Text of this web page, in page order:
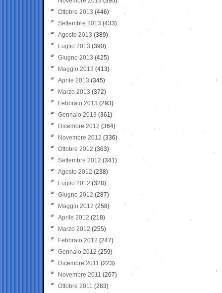
Ottobre 2013 (446)
Settembre 2013 (433)
Agosto 2013 (389)
Luglio 2013 (390)
Giugno 2013 (425)
Maggio 2013 (413)
Aprile 2013 (345)
Marzo 2013 (372)
Febbraio 2013 (293)
Gennaio 2013 (361)
Dicembre 2012 (364)
Novembre 2012 (336)
Ottobre 2012 (363)
Settembre 2012 (341)
Agosto 2012 (238)
Luglio 2012 (328)
Giugno 2012 (287)
Maggio 2012 (258)
Aprile 2012 (218)
Marzo 2012 (255)
Febbraio 2012 (247)
Gennaio 2012 (259)
Dicembre 2011 (223)
Novembre 2011 (267)
Ottobre 2011 (283)